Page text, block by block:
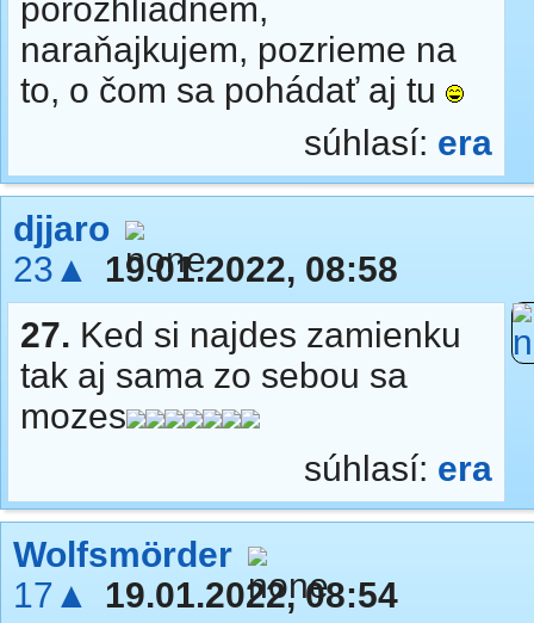
porozhliadnem,
naraňajkujem, pozrieme na
to, o čom sa pohádať aj tu
súhlasí: era
djjaro
23▲
19.01.2022, 08:58
27. Ked si najdes zamienku
tak aj sama zo sebou sa
mozes
súhlasí: era
Wolfsmörder
17▲
19.01.2022, 08:54